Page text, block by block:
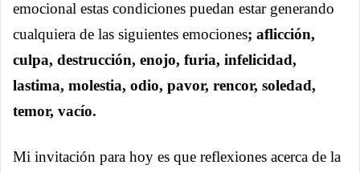
emocional estas condiciones puedan estar generando
cualquiera de las siguientes emociones; aflicción,
culpa, destrucción, enojo, furia, infelicidad,
lastima, molestia, odio, pavor, rencor, soledad,
temor, vacío.
Mi invitación para hoy es que reflexiones acerca de la